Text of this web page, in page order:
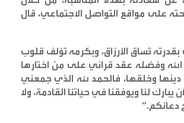
على مواقع التواصل الاجتماعي، قال
بقدرته تُساق الأرزاق، وبكرمه تؤلف قلوب
الله وفضله عقد قراني على من اختارها
وخلقها، فالحمد لله الذي جمعني
يبارك لنا ويوفقنا في حياتنا القادمة، ولا
دعائكم.”